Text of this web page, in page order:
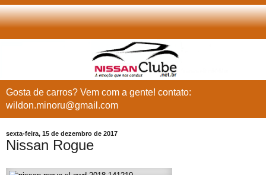
Gosta de carros? Vem com a gente! contato:
wildon.minoru@gmail.com
sexta-feira, 15 de dezembro de 2017
Nissan Rogue